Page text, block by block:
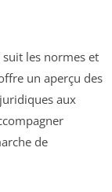
suit les normes et
un aperçu des
aux
de